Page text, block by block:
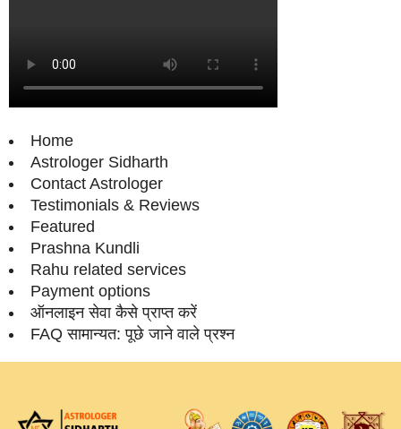
Home
Astrologer Sidharth
Contact Astrologer
Testimonials & Reviews
Featured
Prashna Kundli
Rahu related services
Payment options
ऑनलाइन सेवा कैसे प्राप्‍त करें
FAQ सामान्‍यत: पूछे जाने वाले प्रश्‍न